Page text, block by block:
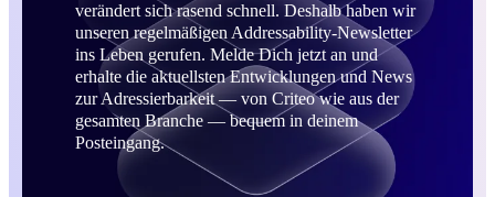
verändert sich rasend schnell. Deshalb haben wir
unseren regelmäßigen Addressability-Newsletter
ins Leben gerufen. Melde Dich jetzt an und
erhalte die aktuellsten Entwicklungen und News
zur Adressierbarkeit — von Criteo wie aus der
gesamten Branche — bequem in deinem
Posteingang.